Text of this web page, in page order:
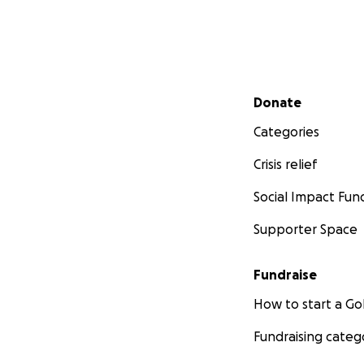
Secondary menu
Donate
Categories
Crisis relief
Social Impact
Supporter Space
Fundraise
How to start a
Fundraising